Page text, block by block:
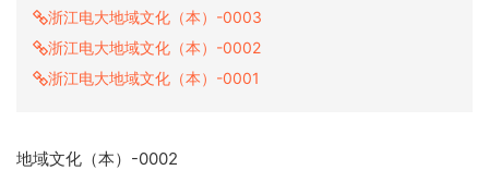
浙江电大地域文化（本）-0003
浙江电大地域文化（本）-0002
浙江电大地域文化（本）-0001
地域文化（本）-0002